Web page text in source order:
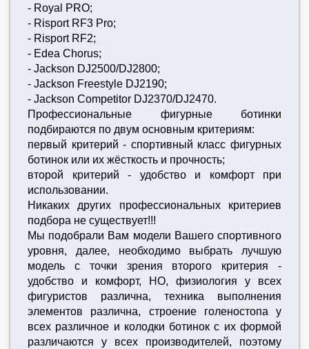
- Royal PRO;
- Risport RF3 Pro;
- Risport RF2;
- Edea Chorus;
- Jackson DJ2500/DJ2800;
- Jackson Freestyle DJ2190;
- Jackson Competitor DJ2370/DJ2470.
Профессиональные фигурные ботинки
подбираются по двум основным критериям:
первый критерий - спортивный класс фигурных
ботинок или их жёсткость и прочность;
второй критерий - удобство и комфорт при
использовании.
Никаких других профессиональных критериев
подбора не существует!!!
Мы подобрали Вам модели Вашего спортивного
уровня, далее, необходимо выбрать лучшую
модель с точки зрения второго критерия -
удобство и комфорт, НО, физиология у всех
фигуристов различна, техника выполнения
элементов различна, строение голеностопа у
всех различное и колодки ботинок с их формой
различаются у всех производителей, поэтому